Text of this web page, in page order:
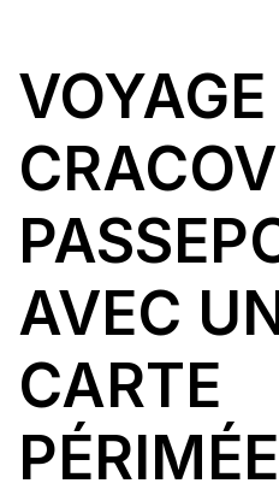
VOYAGE
AVEC
CARTE